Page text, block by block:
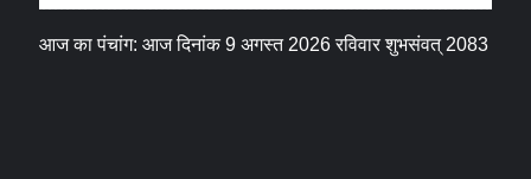
आज का पंचांग: आज दिनांक 9 अगस्त 2026 रविवार शुभसंवत् 2083